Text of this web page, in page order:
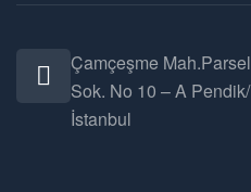
Çamçeşme Mah.Parsel
Sok. No 10 – A Pendik/
İstanbul